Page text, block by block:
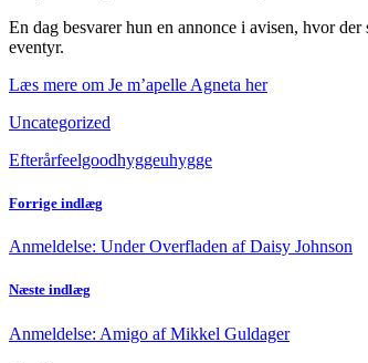
En dag besvarer hun en annonce i avisen, hvor
eventyr.
Læs mere om Je m’apelle Agneta her
Uncategorized
Efterårfeelgoodhyggeuhygge
Forrige indlæg
Anmeldelse: Under Overfladen af Daisy Johnson
Næste indlæg
Anmeldelse: Amigo af Mikkel Guldager